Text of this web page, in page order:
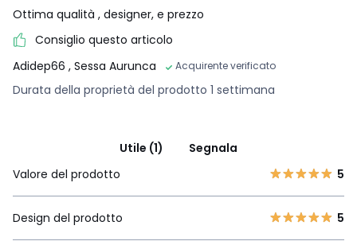
Ottima qualità , designer, e prezzo
Consiglio questo articolo
Adidep66 , Sessa Aurunca Acquirente verificato
Durata della proprietà del prodotto 1 settimana
Utile (1)
Segnala
Valore del prodotto
5
Design del prodotto 5